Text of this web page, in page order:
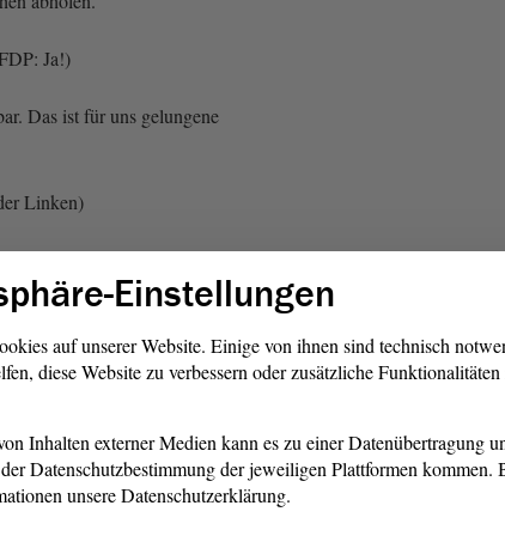
Ja!)
Das ist für uns gelungene
Linken)
und Kollegen! Das
verpflichtet Bund und
auch online
Herr Pott auch gesagt.
vergessen, zu sagen,
2022 erfolgen musste.
Länder leider weit
dass IT-Lösungen
Einstellungen
auf unserer Website. Einige von ihnen sind technisch
diese Website zu verbessern oder zusätzliche
Inhalten externer Medien kann es zu einer Datenübertragung
Datenschutzbestimmung der jeweiligen Plattformen kommen.
unsere Datenschutzerklärung.